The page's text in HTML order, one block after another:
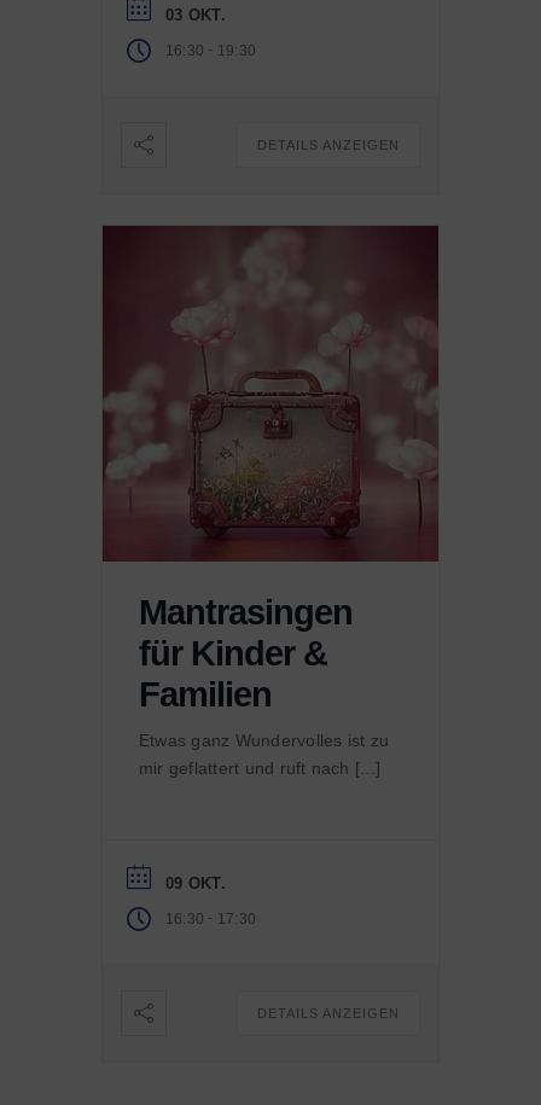
03 OKT.
16:30 - 19:30
DETAILS ANZEIGEN
Mantrasingen
für Kinder &
Familien
Etwas ganz Wundervolles ist zu
mir geflattert und ruft nach [...]
09 OKT.
16:30 - 17:30
DETAILS ANZEIGEN